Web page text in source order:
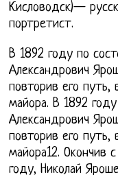
Кисловодск)—
портретист.
В 1892 году по
Александрович
повторив его путь,
майора. В 1892
Александрович
повторив его путь,
майора12. Окончив
году, Николай